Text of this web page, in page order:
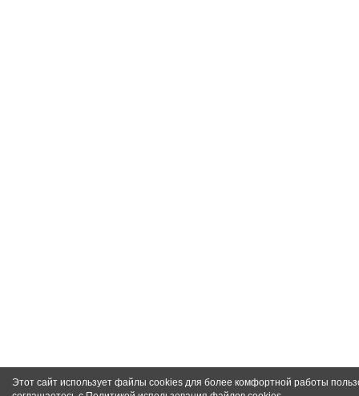
Этот сайт использует файлы cookies для более комфортной работы